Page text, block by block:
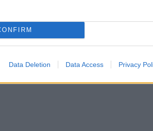
Data Deletion Data Access Privacy
μάλιστα δε δίστασε να κάνει και
βουτηγμένα στο μάνγκο της
οικτίρω».